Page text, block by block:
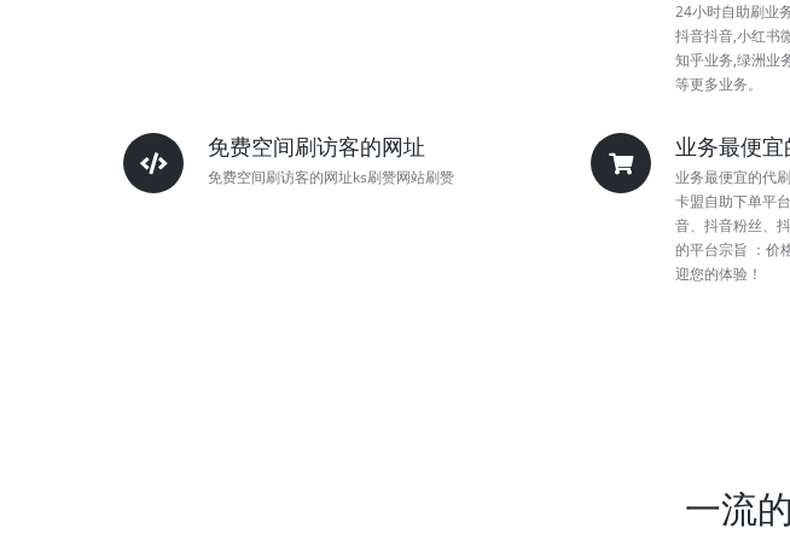
24小时自助刷业
抖音抖音,小红书
知乎业务,绿洲业
等更多业务。
免费空间刷访客的网址
免费空间刷访客的网址ks刷赞网站刷赞
业务最便
业务最便宜的代
卡盟自助下单平
音、抖音粉丝、
的平台宗旨 ：价
迎您的体验！
一流